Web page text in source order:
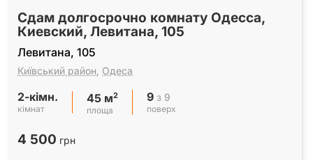
Сдам долгосрочно комнату Одесса,
Киевский, Левитана, 105
Левитана, 105
Київський район Одеса
2-кімн.
кімнат
45 м2
площа
9 з 9
поверх
4 500 грн